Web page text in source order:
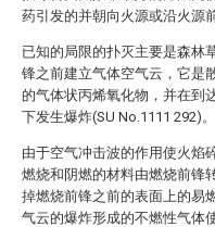
药引发的并朝向火源或沿火源
已知的局限的扑灭主要是森林
锋之前建立气体空气云，它是
的气体状丙烯氧化物，并在到
下发生爆炸(SU No.1111 292)。
由于空气冲击波的作用使火焰
燃烧和阴燃的材料由燃烧前锋
掉燃烧前锋之前的表面上的易
气云的爆炸形成的不燃性气体